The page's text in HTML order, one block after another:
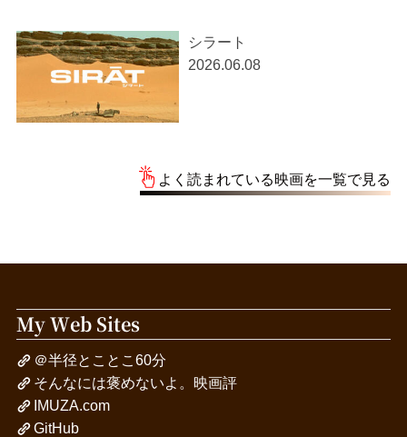
シラート
2026.06.08
よく読まれている映画を一覧で見る
My Web Sites
＠半径とことこ60分
そんなには褒めないよ。映画評
IMUZA.com
GitHub